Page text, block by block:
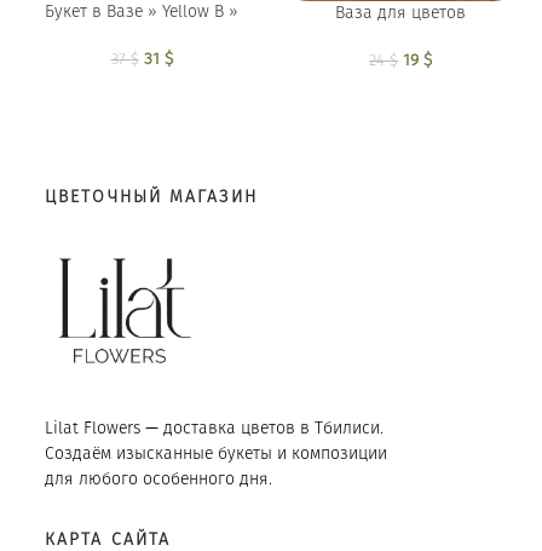
Букет в Вазе » Yellow B »
37$ Первоначальная
31 $
Ваза для цветов
24$ Первоначальная
19 $
ЦВЕТОЧНЫЙ МАГАЗИН
Lilat Flowers — доставка цветов в Тбилиси.
Создаём изысканные букеты и композиции
для любого особенного дня.
КАРТА САЙТА